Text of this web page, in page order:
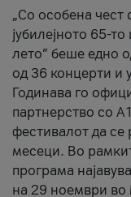
„Со особена
јубилејното 65-
лето” беше едно
од 36 концерти и
Годинава го
партнерство со
фестивалот да се
месеци. Во
програма
на 29 ноември во